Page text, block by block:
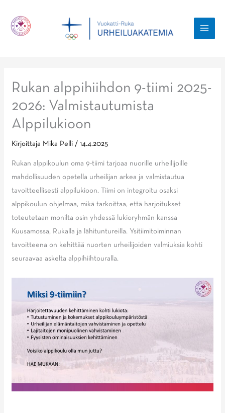
sisältöön
Rukan alppihiihdon 9-tiimi 2025-
2026: Valmistautumista
Alppilukioon
Kirjoittaja Mika Pelli /14.4.2025
Rukan alppikoulun oma 9-tiimi tarjoaa nuorille urheilijoille
mahdollisuuden opetella urheilijan arkea ja valmistautua
tavoitteellisesti alppilukioon. Tiimi on integroitu osaksi
alppikoulun ohjelmaa, mikä tarkoittaa, että harjoitukset
toteutetaan monilta osin yhdessä lukioryhmän kanssa
Kuusamossa, Rukalla ja lähituntureilla. Ysitiimitoiminnan
tavoitteena on kehittää nuorten urheilijoiden valmiuksia kohti
seuraavaa askelta alppihiihtouralla.